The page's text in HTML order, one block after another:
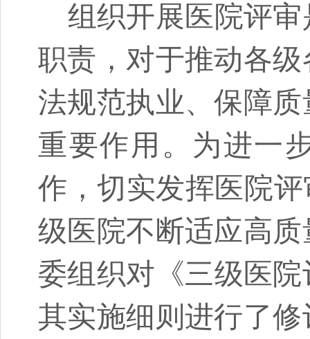
组织开展医院评
职责，对于推动各
法规范执业、保障
重要作用。为进一
作，切实发挥医院
级医院不断适应高
委组织对《三级医
其实施细则进行了